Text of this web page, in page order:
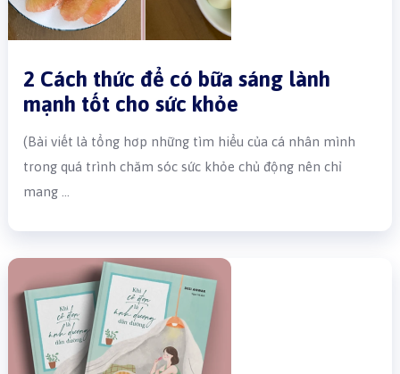
2 Cách thức để có bữa sáng lành
mạnh tốt cho sức khỏe
(Bài viết là tổng hơp những tìm hiểu của cá nhân mình
trong quá trình chăm sóc sức khỏe chủ động nên chỉ
mang …